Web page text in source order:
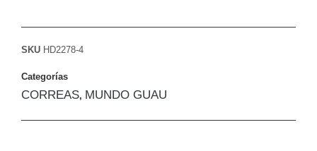
SKU HD2278-4
Categorías
CORREAS, MUNDO GUAU